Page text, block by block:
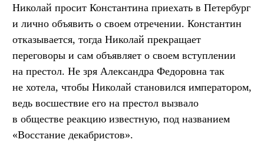
Николай просит Константина приехать в Петербург
и лично объявить о своем отречении. Константин
отказывается, тогда Николай прекращает
переговоры и сам объявляет о своем вступлении
на престол. Не зря Александра Федоровна так
не хотела, чтобы Николай становился императором,
ведь восшествие его на престол вызвало
в обществе реакцию известную, под названием
«Восстание декабристов».